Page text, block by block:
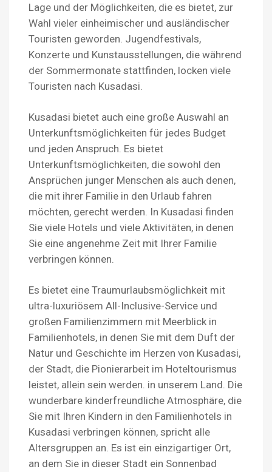
Lage und der Möglichkeiten, die es bietet, zur
Wahl vieler einheimischer und ausländischer
Touristen geworden. Jugendfestivals,
Konzerte und Kunstausstellungen, die während
der Sommermonate stattfinden, locken viele
Touristen nach Kusadasi.
Kusadasi bietet auch eine große Auswahl an
Unterkunftsmöglichkeiten für jedes Budget
und jeden Anspruch. Es bietet
Unterkunftsmöglichkeiten, die sowohl den
Ansprüchen junger Menschen als auch denen,
die mit ihrer Familie in den Urlaub fahren
möchten, gerecht werden. In Kusadasi finden
Sie viele Hotels und viele Aktivitäten, in denen
Sie eine angenehme Zeit mit Ihrer Familie
verbringen können.
Es bietet eine Traumurlaubsmöglichkeit mit
ultra-luxuriösem All-Inclusive-Service und
großen Familienzimmern mit Meerblick in
Familienhotels, in denen Sie mit dem Duft der
Natur und Geschichte im Herzen von Kusadasi,
der Stadt, die Pionierarbeit im Hoteltourismus
leistet, allein sein werden. in unserem Land. Die
wunderbare kinderfreundliche Atmosphäre, die
Sie mit Ihren Kindern in den Familienhotels in
Kusadasi verbringen können, spricht alle
Altersgruppen an. Es ist ein einzigartiger Ort,
an dem Sie in dieser Stadt ein Sonnenbad